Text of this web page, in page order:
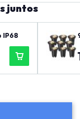
juntos
IP68